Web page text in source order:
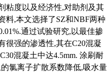
粘度以及经济性,对助剂及其
料,本文选择了SZ和NBF两种
.通过试验研究, 以最佳掺
很强的渗透性,其在C20混凝
C30混凝土中达4.5mm. 涂刷耐
氯离子扩散系数降低,吸水量